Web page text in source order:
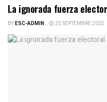
La ignorada fuerza
BYESC-ADMIN 25 SEPTEMBRE 2025